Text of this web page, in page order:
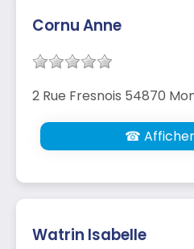
Cornu Anne
2 Rue Fresnois 54870
☎ Afficher
Watrin Isabelle